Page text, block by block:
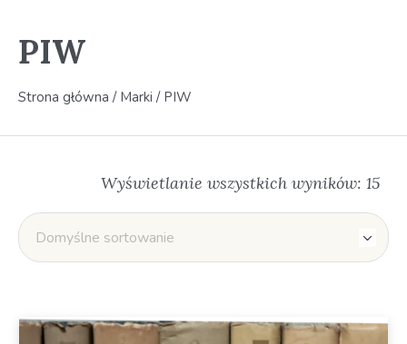
PIW
Strona główna / Marki / PIW
Wyświetlanie wszystkich wyników: 15